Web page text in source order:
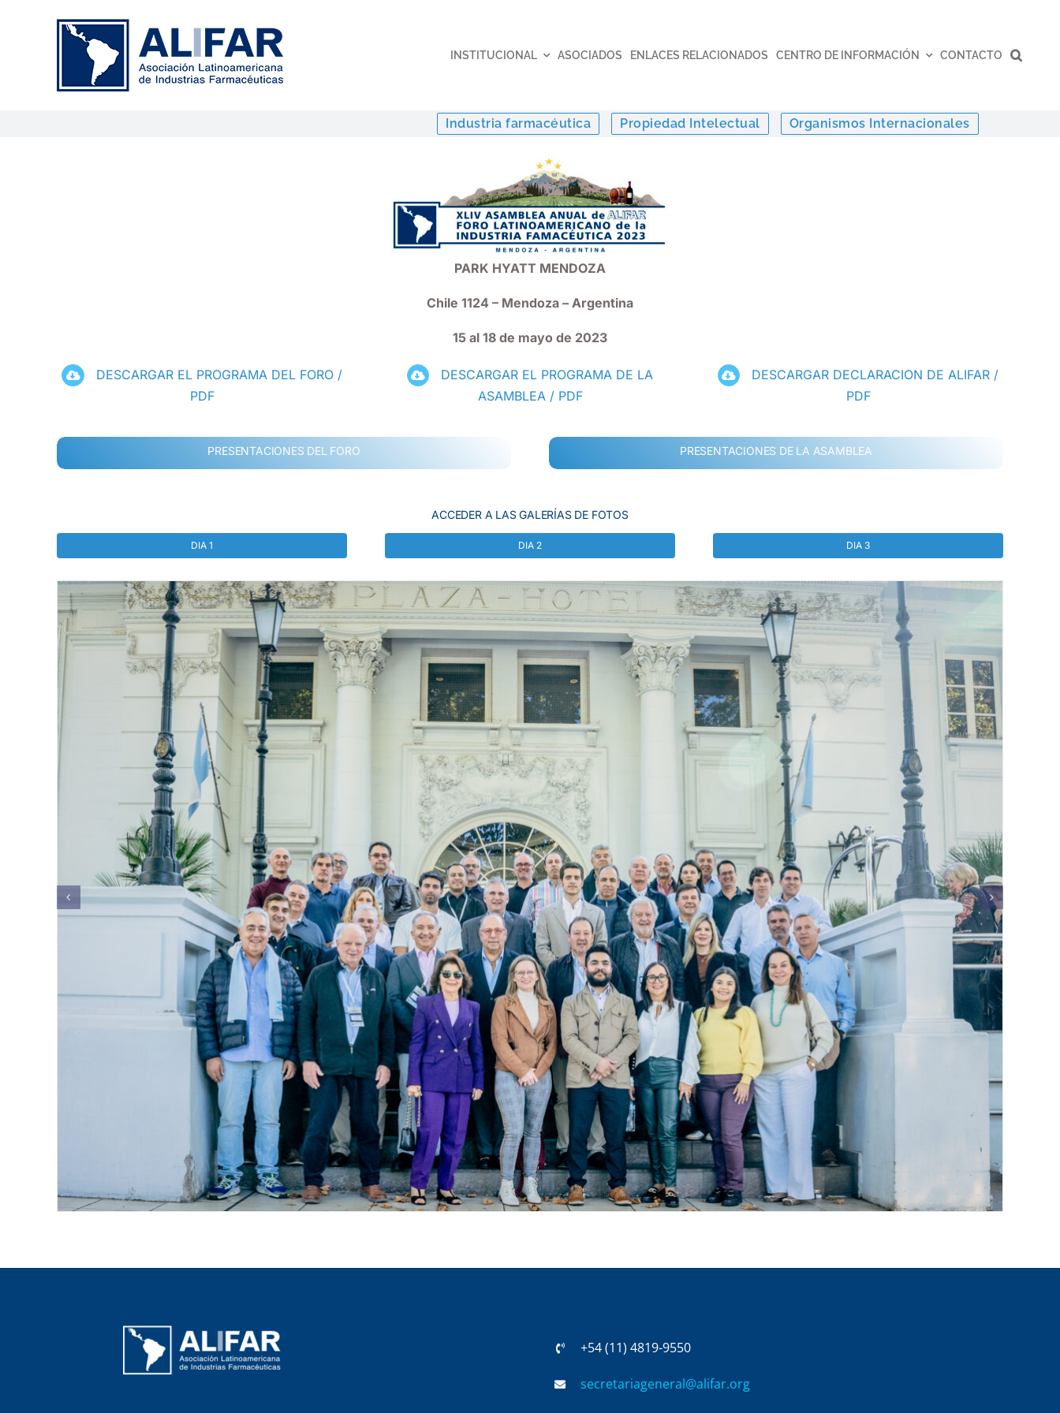
INSTITUCIONAL ASOCIADOS ENLACES RELACIONADOS CENTRO DE INFORMACIÓN CONTACTO
Industria farmacéutica Propiedad Intelectual Organismos Internacionales
PARK HYATT MENDOZA
Chile 1124 – Mendoza – Argentina
15 al 18 de mayo de 2023
DESCARGAR EL PROGRAMA DEL FORO /
PDF
DESCARGAR EL PROGRAMA DE LA
ASAMBLEA / PDF
DESCARGAR DECLARACION DE ALIFAR /
PDF
PRESENTACIONES DEL FORO PRESENTACIONES DE LA ASAMBLEA
ACCEDER A LAS GALERÍAS DE FOTOS
DIA 1 DIA 2 DIA 3
+54 (11) 4819-9550
secretariageneral@alifar.org